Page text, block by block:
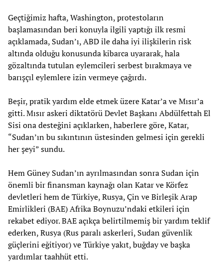
Geçtiğimiz hafta, Washington, protestoların
başlamasından beri konuyla ilgili yaptığı ilk resmi
açıklamada, Sudan’ı, ABD ile daha iyi ilişkilerin risk
altında olduğu konusunda kibarca uyararak, hala
gözaltında tutulan eylemcileri serbest bırakmaya ve
barışçıl eylemlere izin vermeye çağırdı.
Beşir, pratik yardım elde etmek üzere Katar’a ve Mısır’a
gitti. Mısır askeri diktatörü Devlet Başkanı Abdülfettah El
Sisi ona desteğini açıklarken, haberlere göre, Katar,
“Sudan’ın bu sıkıntının üstesinden gelmesi için gerekli
her şeyi” sundu.
Hem Güney Sudan’ın ayrılmasından sonra Sudan için
önemli bir finansman kaynağı olan Katar ve Körfez
devletleri hem de Türkiye, Rusya, Çin ve Birleşik Arap
Emirlikleri (BAE) Afrika Boynuzu’ndaki etkileri için
rekabet ediyor. BAE açıkça belirtilmemiş bir yardım teklif
ederken, Rusya (Rus paralı askerleri, Sudan güvenlik
güçlerini eğitiyor) ve Türkiye yakıt, buğday ve başka
yardımlar taahhüt etti.